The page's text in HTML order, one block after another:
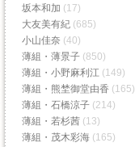
坂本和加 (17)
大友美有紀 (685)
小山佳奈 (40)
薄組・薄景子 (850)
薄組・小野麻利江 (149)
薄組・熊埜御堂由香 (165)
薄組・石橋涼子 (214)
薄組・若杉茜 (13)
薄組・茂木彩海 (165)